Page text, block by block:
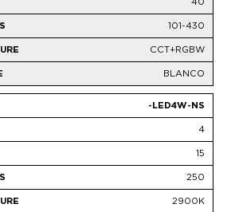
101-430
CCT+RGBW
BLANCO
-LED4W-NS
4
15
250
2900K